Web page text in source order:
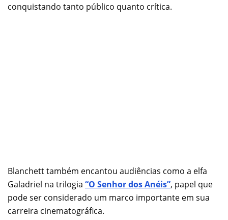
conquistando tanto público quanto crítica.
Blanchett também encantou audiências como a elfa
Galadriel na trilogia “O Senhor dos Anéis”, papel que
pode ser considerado um marco importante em sua
carreira cinematográfica.